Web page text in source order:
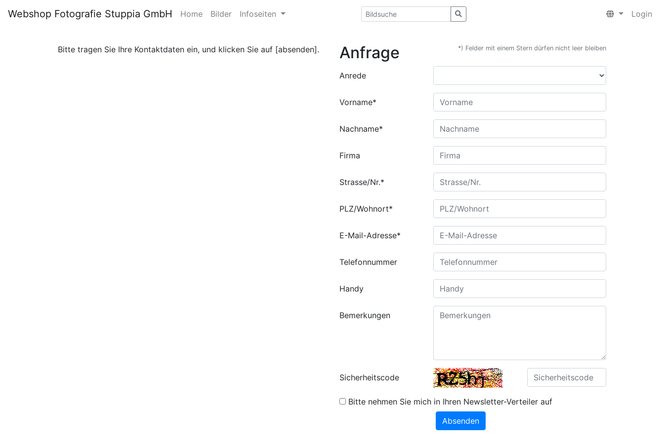
Webshop Fotografie Stuppia GmbH Home Bilder Infoseiten Login
Bitte tragen Sie Ihre Kontaktdaten ein, und klicken Sie auf [absenden]. *) Felder mit einem Stern dürfen nicht leer bleiben
Anfrage
Anrede
Vorname*
Nachname*
Firma
Strasse/Nr.*
PLZ/Wohnort*
E-Mail-Adresse*
Telefonnummer
Handy
Bemerkungen
Sicherheitscode
Bitte nehmen Sie mich in Ihren Newsletter-Verteiler auf
Absenden